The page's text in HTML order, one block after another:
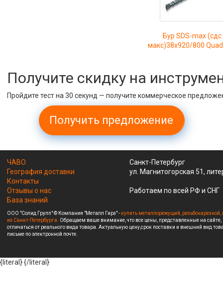
Бур SDS-max (сдс
макс)38x920/800
Получите скидку на
Пройдите тест на 30 секунд — получите коммерческое
Получить предложение
ЧАВО
География доставки
Контакты
Отзывы о нас
База знаний
Санкт-Петербург
ул. Магнитогорская 51,
Работаем по всей РФ и СНГ
ООО "Солид Групп" © Компания "Металл Гирз" - купить металлорежущий,
из Санкт-Петербурга. Обращаем ваше внимание, что все цены, представленные на
отличаться от реального вида товара. Актуальную цену,срок поставки и внешний вид
письме по электронной почте.
{literal}{/literal}